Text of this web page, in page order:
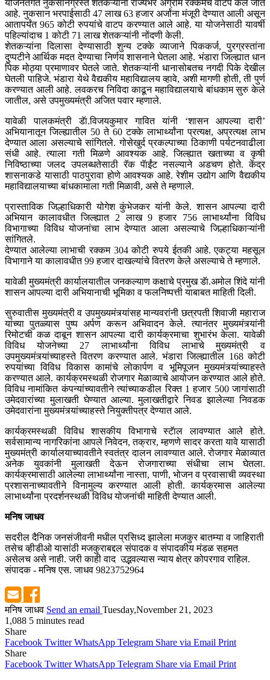
योजनेंतर्गत नुकसानग्रस्त शेतकऱ्यांना राज्यभर अग्रीम रक्कमेचे वाटप केले जात
आहे. नुकसान भरपाईसाठी 47 लाख 63 हजार अर्जांना मंजूरी देण्यात आली असून
आतापर्यंत 965 कोटी रुपयांचे वाटप करण्यात आले आहे. या योजनेसाठी यावर्षी
पहिल्यांदाच 1 कोटी 71 लाख शेतकऱ्यांनी नोंदणी केली.
शेतकऱ्यांना दिलासा देण्यासाठी शुन्य टक्के व्याजाने पिककर्ज, पुरग्रस्तांना
दुप्पटीने आर्थिक मदत देण्याचा निर्णय शासनाने घेतला आहे. भंडारा जिल्ह्यात धान
पिक मोठ्या प्रमाणावर घेतले जाते. शेतकऱ्यांनी धानासोबतच नगदी पिके देखील
घेतली पाहिजे. भंडारा येथे वैद्यकीय महाविद्यालय व्हावे, अशी मागणी होती, ती पुर्ण
करण्यात आली आहे. लवकरच निविदा काढून महाविद्यालयाचे बांधकाम सुरु केले
जातील, असे उपमुख्यमंत्री अजित पवार म्हणाले.
यावेळी पालकमंत्री डॅा.विजयकुमार गावित यांनी ‘शासन आपल्या दारी’
अभियानातून जिल्ह्यातील 50 ते 60 टक्के लाभार्थ्यांना प्रत्यक्ष, अप्रत्यक्ष लाभ
देण्यात आला असल्याचे सांगितले. गोसेखुर्द प्रकल्पाच्या ठिकाणी पर्यटनवाढीला
संधी आहे. त्याला गती मिळणे आवश्यक आहे. जिल्ह्यात खताच्या व कृषी
निविष्ठाच्या जलद उपलब्धतेसाठी रॅक पॅाईंट नसल्याने अडचण होते. केंद्र
शासनाकडे यासाठी पाठपुरावा होणे आवश्यक आहे. रेशीम उद्योग आणि वैद्यकीय
महाविद्यालयाच्या बांधकामाला गती मिळावी, असे ते म्हणाले.
प्रास्ताविक जिल्हाधिकारी योगेश कुंभेजकर यांनी केले. शासन आपल्या दारी
अभियान कालावधीत जिल्ह्यात 2 लाख 9 हजार 756 लाभार्थ्यांना विविध
विभागाच्या विविध योजनांचा लाभ देण्यात आला असल्याचे जिल्हाधिकाऱ्यांनी
सांगितले.
देण्यात आलेल्या लाभाची रक्कम 304 कोटी रुपये ईतकी आहे. एकट्या महसूल
विभागाने या कालावधीत 99 हजार दाखल्यांचे वितरण केले असल्याचे ते म्हणाले.
यावेळी मुख्यमंत्री कार्यालयातील जनकल्याण कक्षाचे प्रमुख डॅा.अमोल शिंदे यांनी
शासन आपल्या दारी अभियानाची भूमिका व फलनिष्पत्ती याबाबत माहिती दिली.
सुरुवातीस मुख्यमंत्री व उपमुख्यमंत्र्यांसह मान्यवरांनी छत्रपती शिवाजी महाराज
यांच्या पुतळ्यास पुष्प अर्पण करून अभिवादन केले. त्यानंतर मुख्यमंत्र्यांनी
रिमोटची कळ दाबून शासन आपल्या दारी कार्यक्रमाचा शुभारंभ केला. यावेळी
विविध योजनेच्या 27 लाभार्थ्यांना विविध लाभाचे मुख्यमंत्री व
उपमुख्यमंत्र्यांच्याहस्ते वितरण करण्यात आले. भंडारा जिल्ह्यातील 168 कोटी
रुपयांच्या विविध विकास कामांचे लोकार्पण व भूमिपूजन मुख्यमंत्र्यांच्याहस्ते
करण्यात आले. कार्यक्रमस्थळी रोजगार मेळाव्याचे आयोजन करण्यात आले होते.
विविध नामांकित कंपन्यांच्यावतीने त्यांच्याकडील रिक्त 1 हजार 500 जागांसाठी
उमेदवारांच्या मुलाखती घेण्यात आल्या. मुलाखतीद्वारे निवड झालेल्या निवडक
उमेदवारांना मुख्यमंत्र्यांच्याहस्ते नियुक्तीपत्र देण्यात आले.
कार्यक्रमस्थळी विविध शासकीय विभागाचे स्टॅाल लावण्यात आले होते.
सर्वसामान्य नागरिकांना आपले निवेदन, तक्रार, म्हणणे सादर करता यावे यासाठी
मुख्यमंत्री कार्यालयाच्यावतीने स्वतंत्र दालन लावण्यात आले. रोजगार मेळाव्यात
अनेक युवकांनी मुलाखती देऊन रोजगाराच्या संधीचा लाभ घेतला.
कार्यक्रमासाठी आलेल्या लाभार्थ्यांना नास्ता, पाणी, भोजन व प्रवासाची व्यवस्था
प्रशासनाच्यावतीने विनामुल्य करण्यात आली होती. कार्यक्रमास आलेल्या
लाभार्थ्यांना प्रदर्शनस्थळी विविध योजनांची माहिती देण्यात आली.
मनिष जाधव
सदरील दैनिक जनसंजीवनी मधील प्रसिध्द झालेला मजकुर बातम्या व जाहिराती
तसेच व्हीडीओ यासांठी मजकुराबद्दल संपादक व संपादकीय मंडळ सहमत
असेलच असे नाही. जरी काही वाद उद्भवल्यास न्याय क्षेत्र कोपरगाव राहिल.
संपादक - मनिष एस. जाधव 9823752964
मनिष जाधव Send an email Tuesday,November 21, 2023
1,088 5 minutes read
Share
Facebook Twitter WhatsApp Telegram Share via Email Print
Share
Facebook Twitter WhatsApp Telegram Share via Email Print